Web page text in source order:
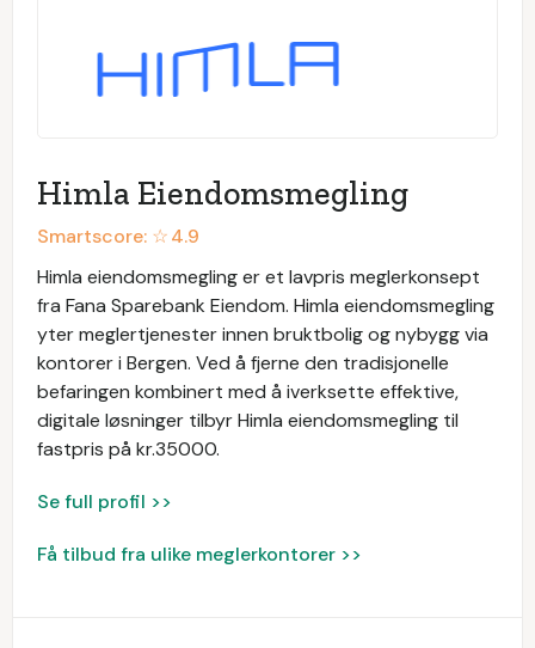
Himla Eiendomsmegling
Smartscore: ☆4.9
Himla eiendomsmegling er et lavpris meglerkonsept
fra Fana Sparebank Eiendom. Himla eiendomsmegling
yter meglertjenester innen bruktbolig og nybygg via
kontorer i Bergen. Ved å fjerne den tradisjonelle
befaringen kombinert med å iverksette effektive,
digitale løsninger tilbyr Himla eiendomsmegling til
fastpris på kr.35000.
Se full profil >>
Få tilbud fra ulike meglerkontorer >>